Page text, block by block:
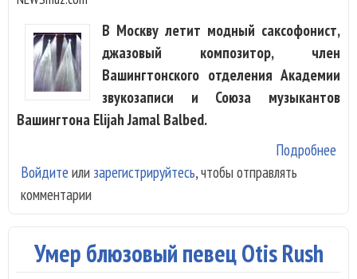
В Москву летит модный саксофонист,
джазовый композитор, член
Вашингтонского отделения Академии
звукозаписи и Союза музыкантов
Вашингтона Elijah Jamal Balbed.
Подробнее
Войдите или зарегистрируйтесь, чтобы отправлять
комментарии
Умер блюзовый певец Otis Rush